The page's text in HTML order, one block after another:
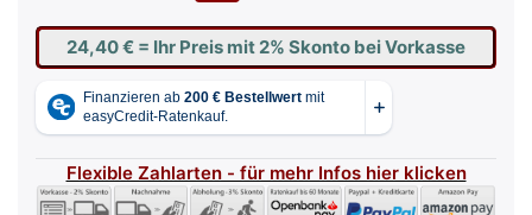
24,40 € = Ihr Preis mit 2% Skonto bei Vorkasse
Flexible Zahlarten - für mehr Infos hier klicken